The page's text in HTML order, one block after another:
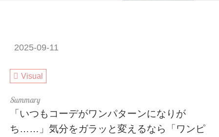
2025-09-11
Visual
「いつもコーデがワンパターンになりが
ち……」気分をガラッと変えるなら「ワンピ